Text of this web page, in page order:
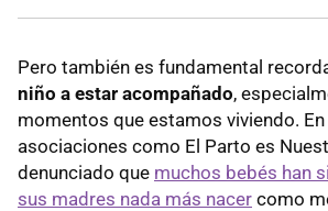
Pero también es fundamental
niño a estar acompañado,
momentos que estamos viviendo.
asociaciones como El Parto es
denunciado que muchos bebés han
sus madres nada más nacer como